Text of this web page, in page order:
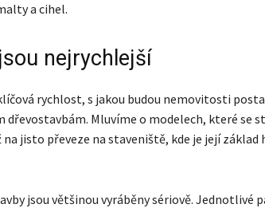
a cihel.
nejrychlejší
rychlost, s jakou budou nemovitosti
dřevostavbám. Mluvíme o modelech, které se
na jisto převeze na staveniště, kde je její
jsou většinou vyráběny sériově. Jednotlivé